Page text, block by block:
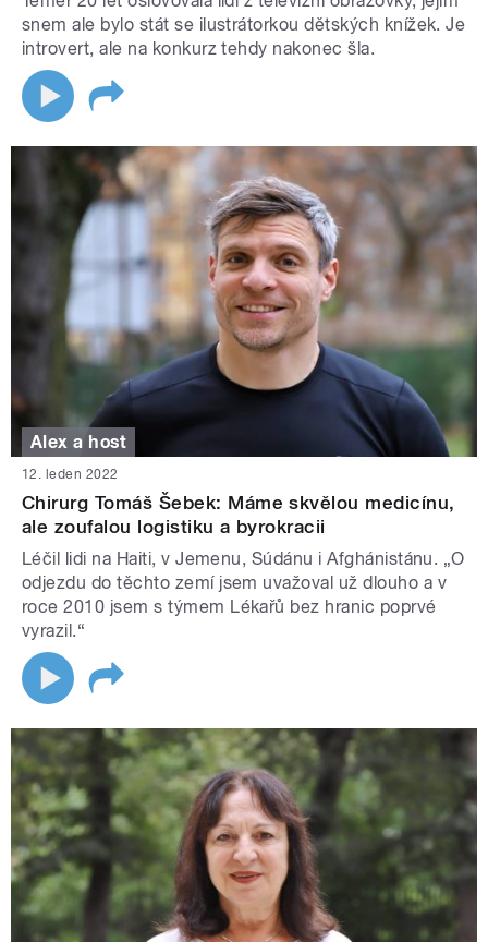
snem ale bylo stát se ilustrátorkou dětských knížek. Je
introvert, ale na konkurz tehdy nakonec šla.
Alex a host
12. leden 2022
Chirurg Tomáš Šebek: Máme skvělou medicínu,
ale zoufalou logistiku a byrokracii
Léčil lidi na Haiti, v Jemenu, Súdánu i Afghánistánu. „O
odjezdu do těchto zemí jsem uvažoval už dlouho a v
roce 2010 jsem s týmem Lékařů bez hranic poprvé
vyrazil.“